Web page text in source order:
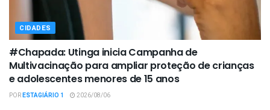
CIDADES
#Chapada: Utinga inicia Campanha de
Multivacinação para ampliar proteção de crianças
e adolescentes menores de 15 anos
PORESTAGIÁRIO 1 2026/08/06